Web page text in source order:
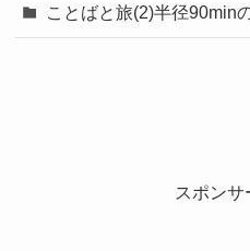
ことばと旅(2)半径90min
スポンサ